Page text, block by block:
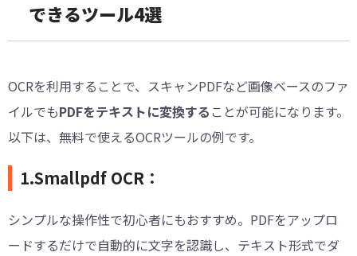
できるツール4選
OCRを利用することで、スキャンPDFなど画像ベースのファ
イルでもPDFをテキストに変換する ことが可能になります。
以下は、無料で使えるOCRツールの例です。
1.Smallpdf OCR：
シンプルな操作性で初心者にもおすすめ。PDFをアップロ
ードするだけで自動的に文字を認識し、テキスト形式でダ